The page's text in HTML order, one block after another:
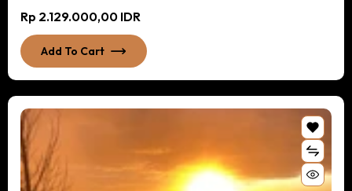
tuo alloggio a Malang per Bromo in Jeep attraverso
l'ingresso di Malang alle 00:00-00:30 Alle 3:45-4:30
Arrivo all'area di parcheggio e preparazione per vedere
l'alba Alle 4:30-06:00 Camminata verso il punto
panoramico dell'alba Alle 06:00-08:30 Ritorno all'area di
parcheggio, salita al cratere del Bromo, goditi la vista per
1/1,5 ore Alle 9:00 ritorno all'area di parcheggio, dove la
jeep ti porterà al punto di transito Alle 9:30 Colazione a
Cemoro Lawang e attesa della navetta Alle 10:30
Partenza da Cemoro Lawang per Banyuwangi, impiega
Rp 2.129.000,00 IDR
Add To Cart